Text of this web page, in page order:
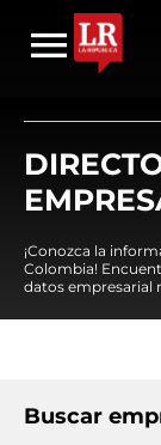
¡Conozca la
Colombia!
datos empresarial
Buscar